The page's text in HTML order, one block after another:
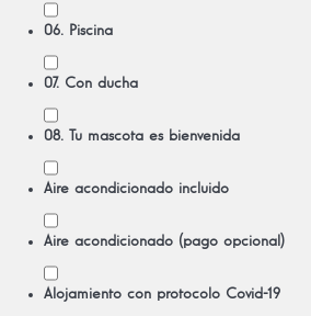
06. Piscina
07. Con ducha
08. Tu mascota es bienvenida
Aire acondicionado incluido
Aire acondicionado (pago opcional)
Alojamiento con protocolo Covid-19